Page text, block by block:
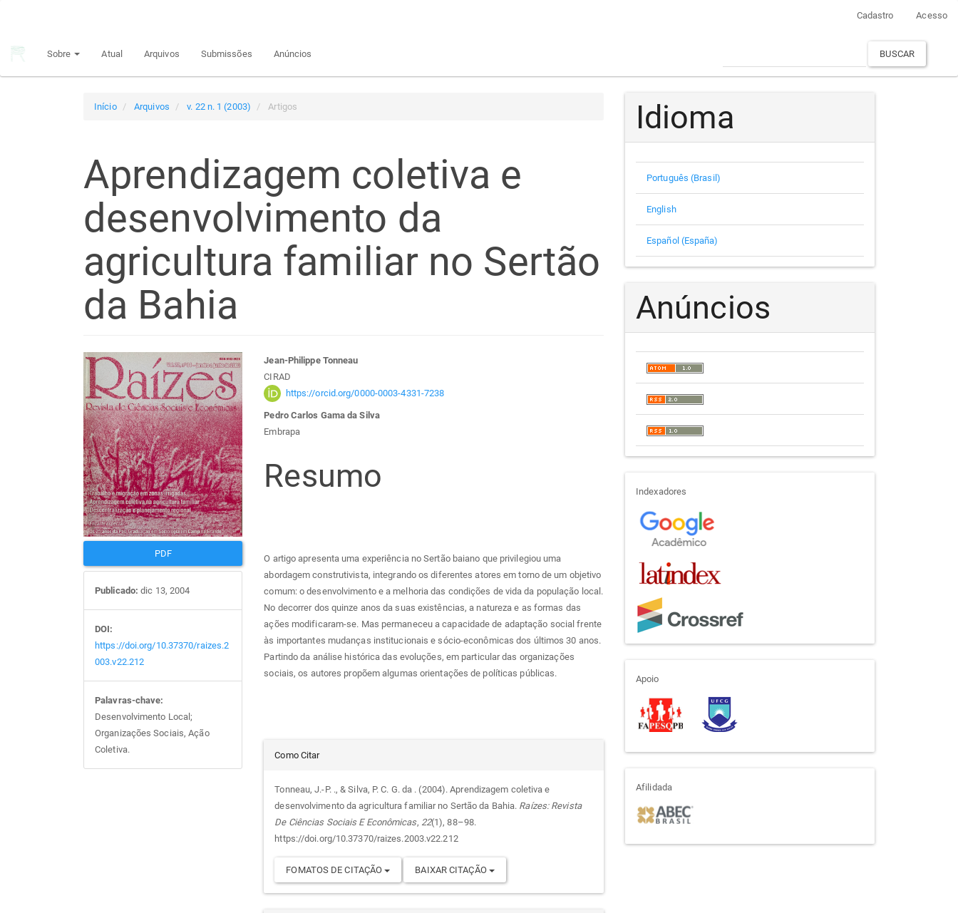
principal
Cadastro Acesso
Sobre Atual Arquivos Submissões Anúncios BUSCAR
Início Arquivos v. 22 n. 1 (2003) Artigos
Aprendizagem coletiva e
desenvolvimento da
agricultura familiar no Sertão
da Bahia
Barra
lateral
de
artigos
PDF
Publicado: dic 13, 2004
DOI:
https://doi.org/10.37370/raizes.2
003.v22.212
Palavras-chave:
Desenvolvimento Local;
Organizações Sociais, Ação
Coletiva.
Conteúdo
do
artigo
principal
Jean-Philippe Tonneau
CIRAD
https://orcid.org/0000-0003-4331-7238
Pedro Carlos Gama da Silva
Embrapa
Resumo
O artigo apresenta uma experiência no Sertão baiano que privilegiou uma
abordagem construtivista, integrando os diferentes atores em torno de um objetivo
comum: o desenvolvimento e a melhoria das condições de vida da população local.
No decorrer dos quinze anos da suas existências, a natureza e as formas das
ações modificaram-se. Mas permaneceu a capacidade de adaptação social frente
às importantes mudanças institucionais e sócio-econômicas dos últimos 30 anos.
Partindo da análise histórica das evoluções, em particular das organizações
sociais, os autores propõem algumas orientações de políticas públicas.
Detalhes
do
artigo
Como Citar
Tonneau, J.-P. ., & Silva, P. C. G. da . (2004). Aprendizagem coletiva e
desenvolvimento da agricultura familiar no Sertão da Bahia. Raízes: Revista
De Ciências Sociais E Econômicas, 22(1), 88–98.
https://doi.org/10.37370/raizes.2003.v22.212
FOMATOS DE CITAÇÃO BAIXAR CITAÇÃO
Idioma
Português (Brasil)
English
Español (España)
Anúncios
indexadores
Indexadores
apoio
Apoio
afiliada
Afilidada